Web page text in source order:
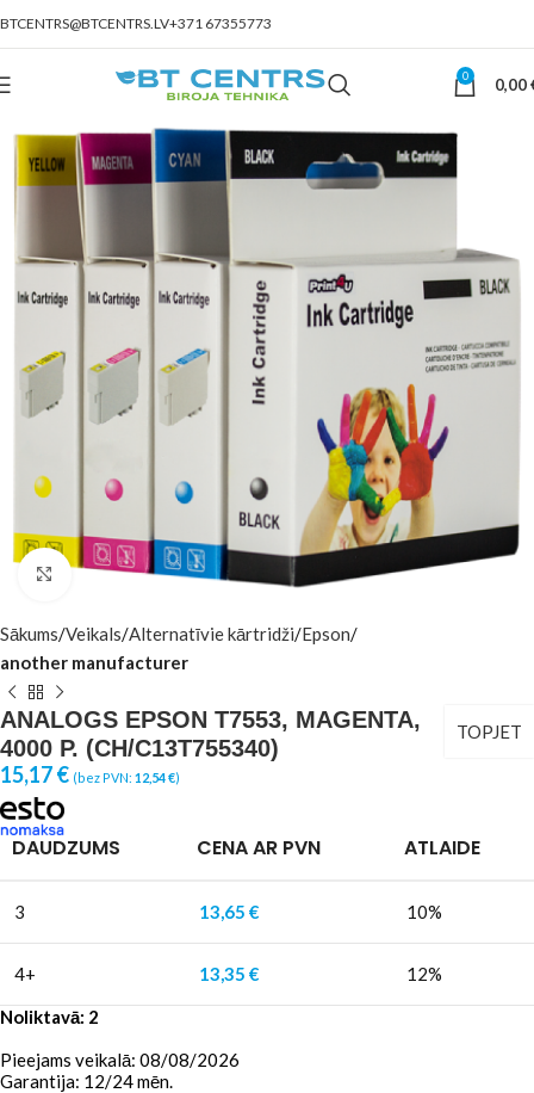
BTCENTRS@BTCENTRS.LV+371 67355773
0 0,00
Click to enlarge
Sākums Veikals Alternatīvie kārtridži Epson
another manufacturer
ANALOGS EPSON T7553, MAGENTA,
4000 P. (CH/C13T755340)
TOPJET
15,17€ (bez PVN: 12,54€)
DAUDZUMS CENA AR PVN ATLAIDE
3 13,65 € 10%
4+ 13,35 €
12%
Noliktavā: 2
Pieejams veikalā: 08/08/2026
Garantija: 12/24 mēn.